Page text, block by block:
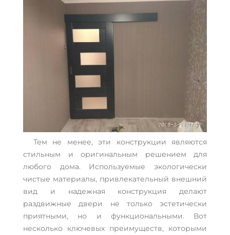
Тем не менее, эти конструкции являются
стильным и оригинальным решением для
любого дома. Используемые экологически
чистые материалы, привлекательный внешний
вид и надежная конструкция делают
раздвижные двери не только эстетически
приятными, но и функциональными. Вот
несколько ключевых преимуществ, которыми